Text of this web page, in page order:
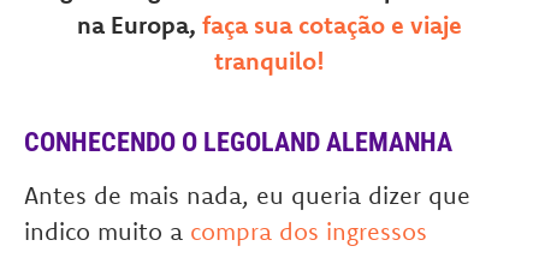
na Europa, faça sua cotação e viaje
tranquilo!
CONHECENDO O LEGOLAND ALEMANHA
Antes de mais nada, eu queria dizer que
indico muito a compra dos ingressos